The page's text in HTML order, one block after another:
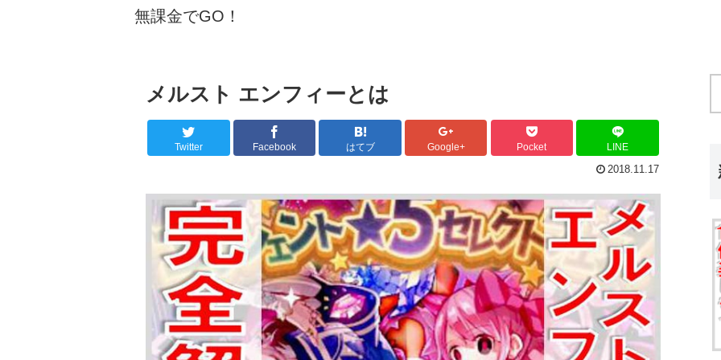
無課金でGO！
メルスト エンフィーとは
Twitter Facebook はてブ Google+ Pocket LINE
2018.11.17